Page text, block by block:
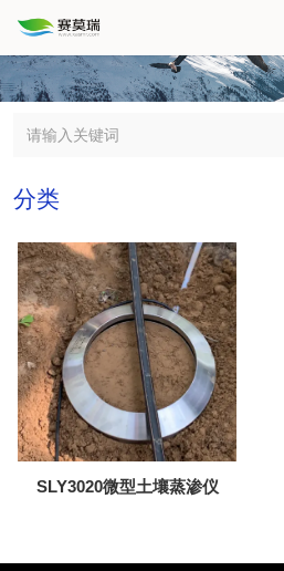
分类
SLY3020微型土壤蒸渗仪